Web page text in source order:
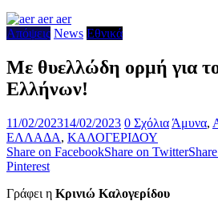
Απόψεις News Εθνικά
Με θυελλώδη ορμή για
Ελλήνων!
11/02/202314/02/2023 0 Σχόλια Άμυνα,
ΕΛΛΑΔΑ, ΚΑΛΟΓΕΡΙΔΟΥ
Share on FacebookShare on Twitter
Pinterest
Γράφει η Κρινιώ Καλογερίδου